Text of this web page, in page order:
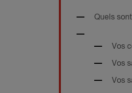
Quels
Vos
Vos
Vos